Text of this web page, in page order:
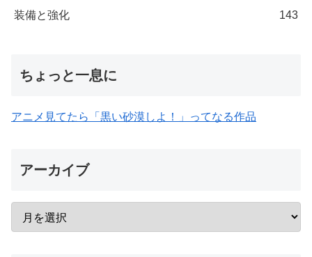
装備と強化 143
ちょっと一息に
アニメ見てたら「黒い砂漠しよ！」ってなる作品
アーカイブ